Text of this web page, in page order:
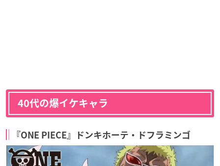
40代の爆イケキャラ
『ONE PIECE』ドンキホーテ・ドフラミンゴ